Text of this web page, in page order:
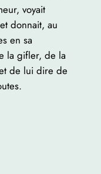
voyait
donnait, au
en sa
la gifler, de la
de lui dire de